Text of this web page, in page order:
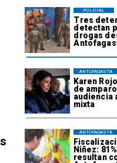
Tres
detectan
drogas
POLICIAL
Karen
de
audiencia
mixta
ANTOFAGASTA
Niñez:
resultan
ANTOFAGASTA